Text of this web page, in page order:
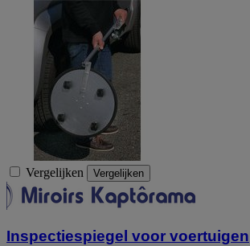
Vergelijken Vergelijken
Inspectiespiegel voor voertuigen